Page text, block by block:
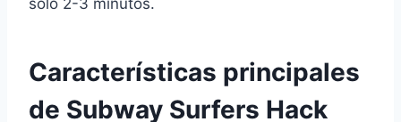
Características principales
de Subway Surfers Hack